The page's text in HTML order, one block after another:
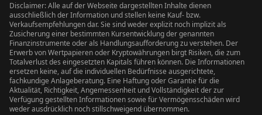
Disclaimer: Alle auf der Webseite dargestellten Inhalte dienen
ausschließlich der Information und stellen keine Kauf- bzw.
Verkaufsempfehlungen dar. Sie sind weder explizit noch implizit als
Zusicherung einer bestimmten Kursentwicklung der genannten
Finanzinstrumente oder als Handlungsaufforderung zu verstehen. Der
Erwerb von Wertpapieren oder Kryptowährungen birgt Risiken, die zum
Totalverlust des eingesetzten Kapitals führen können. Die Informationen
ersetzen keine, auf die individuellen Bedürfnisse ausgerichtete,
fachkundige Anlageberatung. Eine Haftung oder Garantie für die
Aktualität, Richtigkeit, Angemessenheit und Vollständigkeit der zur
Verfügung gestellten Informationen sowie für Vermögensschäden wird
weder ausdrücklich noch stillschweigend übernommen.